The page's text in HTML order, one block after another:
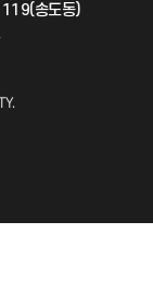
119(송도동)